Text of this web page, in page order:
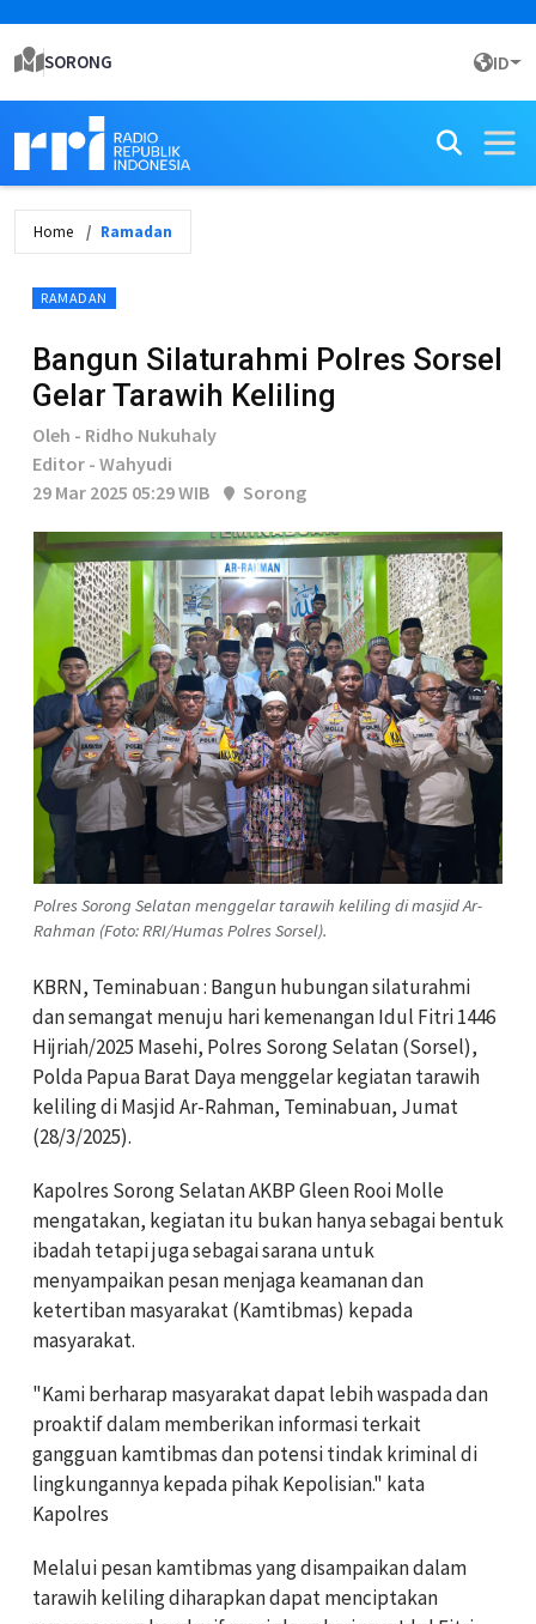
SORONG ID
Home Ramadan
RAMADAN
Bangun Silaturahmi Polres Sorsel
Gelar Tarawih Keliling
Oleh - Ridho Nukuhaly
Editor - Wahyudi
29 Mar 2025 05:29 WIB
Sorong
Polres Sorong Selatan menggelar tarawih keliling di masjid Ar-
Rahman (Foto: RRI/Humas Polres Sorsel).
KBRN, Teminabuan : Bangun hubungan silaturahmi
dan semangat menuju hari kemenangan Idul Fitri 1446
Hijriah/2025 Masehi, Polres Sorong Selatan (Sorsel),
Polda Papua Barat Daya menggelar kegiatan tarawih
keliling di Masjid Ar-Rahman, Teminabuan, Jumat
(28/3/2025).
Kapolres Sorong Selatan AKBP Gleen Rooi Molle
mengatakan, kegiatan itu bukan hanya sebagai bentuk
ibadah tetapi juga sebagai sarana untuk
menyampaikan pesan menjaga keamanan dan
ketertiban masyarakat (Kamtibmas) kepada
masyarakat.
"Kami berharap masyarakat dapat lebih waspada dan
proaktif dalam memberikan informasi terkait
gangguan kamtibmas dan potensi tindak kriminal di
lingkungannya kepada pihak Kepolisian." kata
Kapolres
Melalui pesan kamtibmas yang disampaikan dalam
tarawih keliling diharapkan dapat menciptakan